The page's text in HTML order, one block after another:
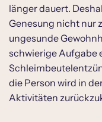
länger dauert.
Genesung nicht nur
ungesunde
schwierige Aufgabe
die Person wird in
Aktivitäten